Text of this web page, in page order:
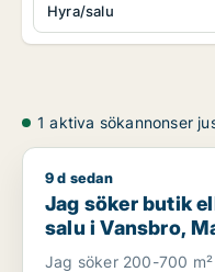
Hyra/salu
1 aktiva sökannonser
Jag söker butik eller
9 d sedan
Jag söker butik
salu i Vansbro,
Gagnef m.fl.
Jag söker 200-700